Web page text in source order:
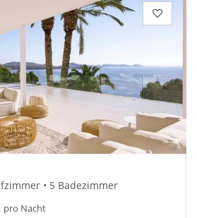
• 5 Badezimmer
pro Nacht